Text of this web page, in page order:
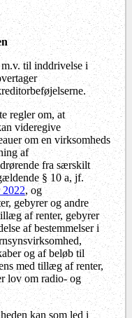
til inddrivelse i
regler om, at
videregive
om en virksomheds
af
fra særskilt
§ 10 a, jf.
2022, og
gebyrer og andre
af renter, gebyrer
af bestemmelser i
og af beløb til
med tillæg af renter,
lov om radio- og
kan som led i